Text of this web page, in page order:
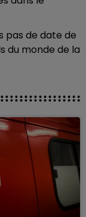
pas de date de
du monde de la